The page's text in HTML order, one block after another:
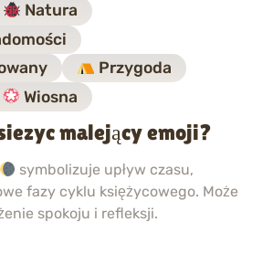
Natura
Przygoda
Wiosna
malejący emoji?
symbolizuje upływ czasu,
fazy cyklu księżycowego. Może
spokoju i refleksji.